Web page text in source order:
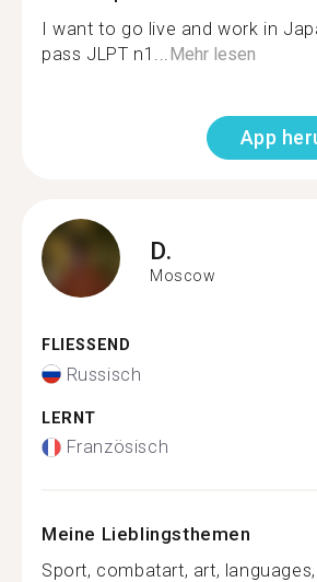
I want to go live and work in
pass JLPT n1...Mehr lesen
App
D.
Moscow
FLIESSEND
Russisch
LERNT
Französisch
Meine Lieblingsthemen
Sport, combatart, art,